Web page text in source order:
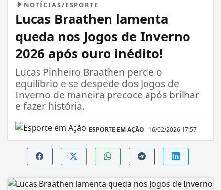
NOTÍCIAS/ESPORTE
Lucas Braathen lamenta
queda nos Jogos de Inverno
2026 após ouro inédito!
Lucas Pinheiro Braathen perde o
equilíbrio e se despede dos Jogos de
Inverno de maneira precoce após brilhar
e fazer história.
ESPORTE EM AÇÃO 16/02/2026 17:57